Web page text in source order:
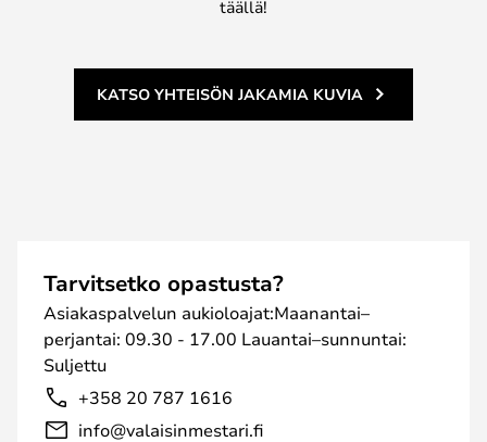
täällä!
KATSO YHTEISÖN JAKAMIA KUVIA
Tarvitsetko opastusta?
Asiakaspalvelun aukioloajat:Maanantai–
perjantai: 09.30 - 17.00 Lauantai–sunnuntai:
Suljettu
+358 20 787 1616
info@valaisinmestari.fi